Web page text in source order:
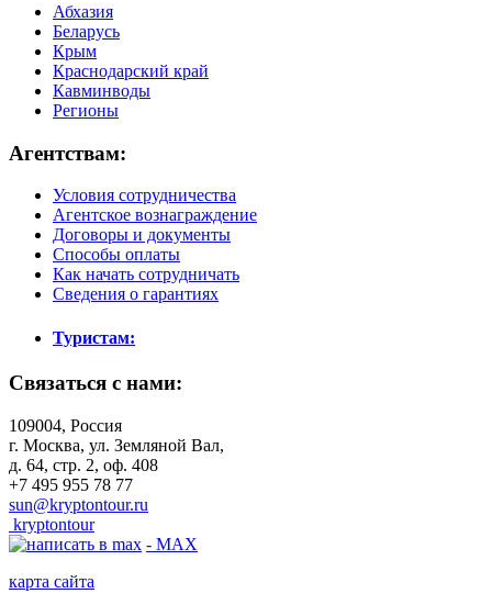
Абхазия
Беларусь
Крым
Краснодарский край
Кавминводы
Регионы
Агентствам:
Условия сотрудничества
Агентское вознаграждение
Договоры и документы
Способы оплаты
Как начать сотрудничать
Сведения о гарантиях
Туристам:
Связаться с нами:
109004, Россия
г. Москва, ул. Земляной Вал,
д. 64, стр. 2, оф. 408
+7 495 955 78 77
sun@kryptontour.ru
kryptontour
- MAX
карта сайта